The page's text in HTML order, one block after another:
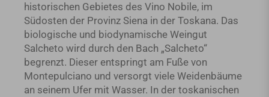
historischen Gebietes des Vino Nobile, im
Südosten der Provinz Siena in der Toskana. Das
biologische und biodynamische Weingut
Salcheto wird durch den Bach „Salcheto“
begrenzt. Dieser entspringt am Fuße von
Montepulciano und versorgt viele Weidenbäume
an seinem Ufer mit Wasser. In der toskanischen